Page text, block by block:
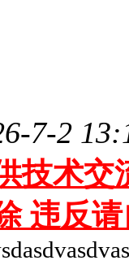
7-2
技术交
违反